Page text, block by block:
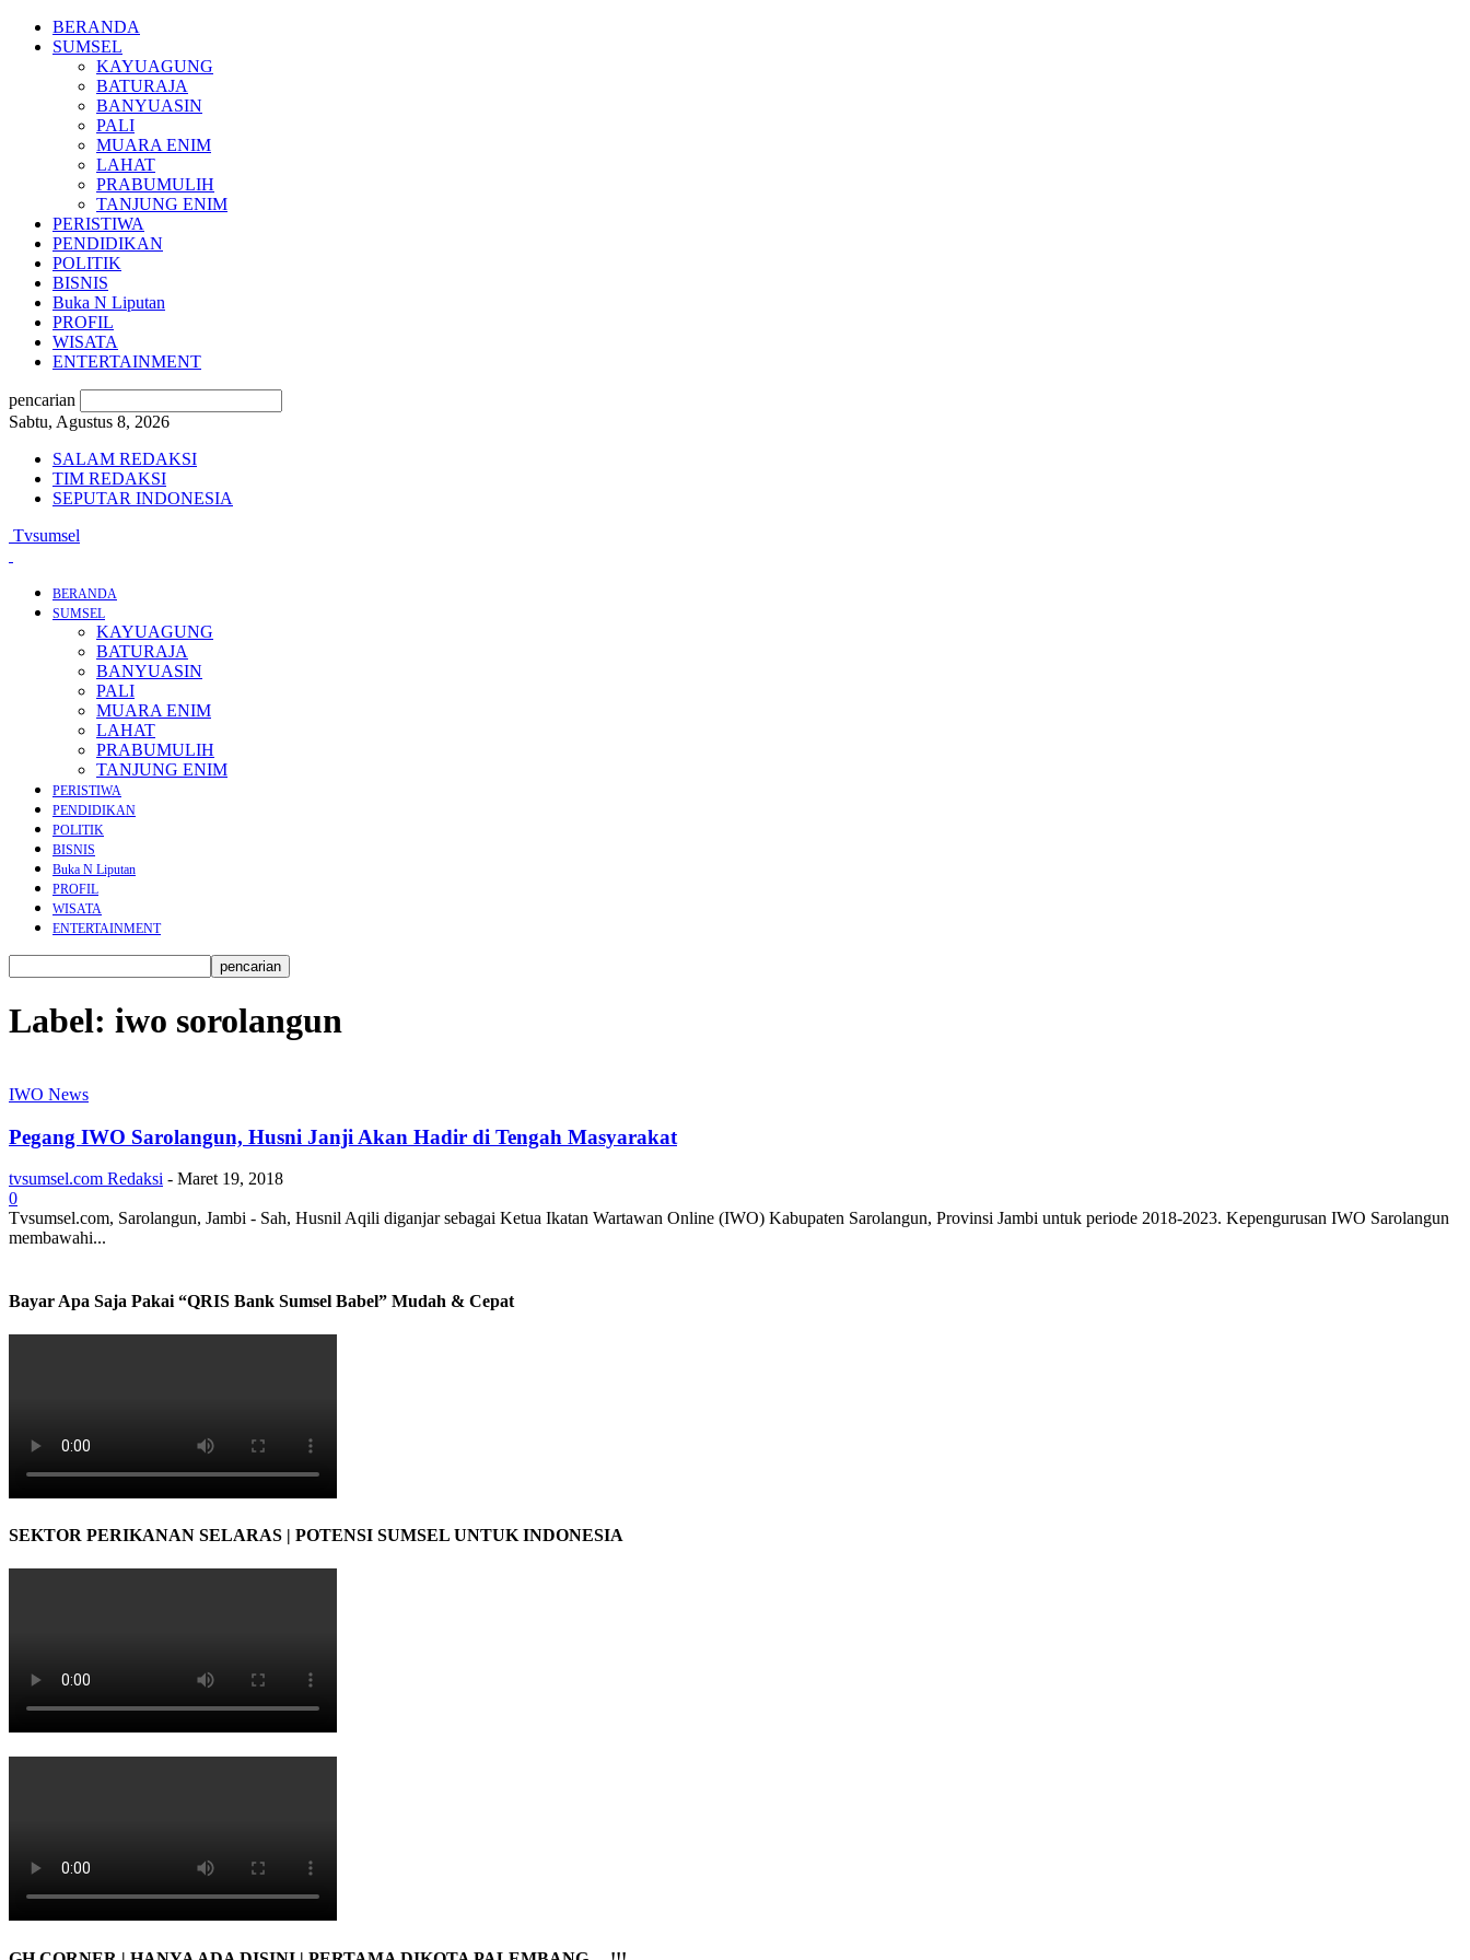
BERANDA
SUMSEL
KAYUAGUNG
BATURAJA
BANYUASIN
PALI
MUARA ENIM
LAHAT
PRABUMULIH
TANJUNG ENIM
PERISTIWA
PENDIDIKAN
POLITIK
BISNIS
Buka N Liputan
PROFIL
WISATA
ENTERTAINMENT
pencarian
Sabtu, Agustus 8, 2026
SALAM REDAKSI
TIM REDAKSI
SEPUTAR INDONESIA
Tvsumsel
BERANDA
SUMSEL
KAYUAGUNG
BATURAJA
BANYUASIN
PALI
MUARA ENIM
LAHAT
PRABUMULIH
TANJUNG ENIM
PERISTIWA
PENDIDIKAN
POLITIK
BISNIS
Buka N Liputan
PROFIL
WISATA
ENTERTAINMENT
Label: iwo sorolangun
IWO News
Pegang IWO Sarolangun, Husni Janji Akan Hadir di Tengah Masyarakat
tvsumsel.com Redaksi - Maret 19, 2018
0
Tvsumsel.com, Sarolangun, Jambi - Sah, Husnil Aqili diganjar sebagai Ketua Ikatan Wartawan Online (IWO) Kabupaten Sarolangun, Provinsi Jambi untuk periode 2018-2023. Kepengurusan IWO Sarolangun
membawahi...
Bayar Apa Saja Pakai “QRIS Bank Sumsel Babel” Mudah & Cepat
SEKTOR PERIKANAN SELARAS | POTENSI SUMSEL UNTUK INDONESIA